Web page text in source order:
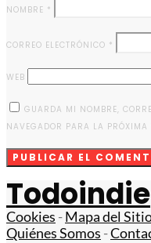
NOMBRE *
CORREO ELECTRÓNICO *
WEB
GUARDA MI NOMBRE,
NAVEGADOR PARA LA PRÓXIMA
Todoindie
Cookies -Mapa del
Quiénes Somos -